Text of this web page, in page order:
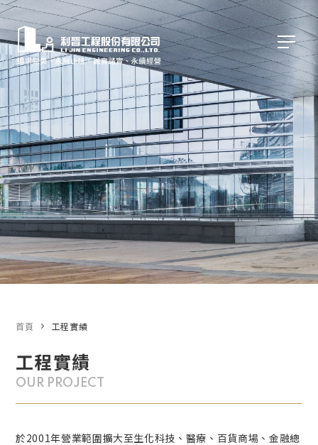
工程實績
OUR PROJECT
於2001年營業範圍擴大至生化科技、醫療、百貨商場、金融總
首頁 工程實績